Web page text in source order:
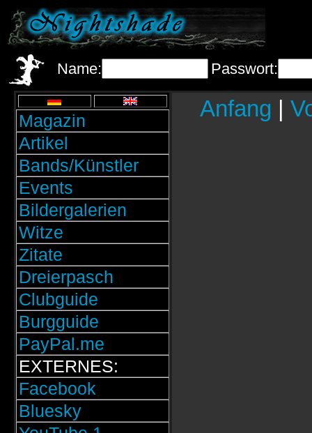
Name: Passwort:
Magazin
Artikel
Bands/Künstler
Events
Bildergalerien
Witze
Zitate
Dreierpasch
Clubguide
Burgguide
PayPal.me
EXTERNES:
Facebook
Bluesky
Anfang |